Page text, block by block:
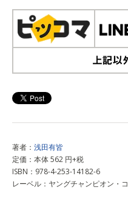
著者： 浅田有皆
定価：本体 562 円+税
ISBN：978-4-253-14182-6
レーベル：ヤングチャンピオン・